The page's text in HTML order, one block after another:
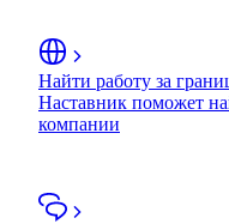
Найти работу за
Наставник поможет
компании